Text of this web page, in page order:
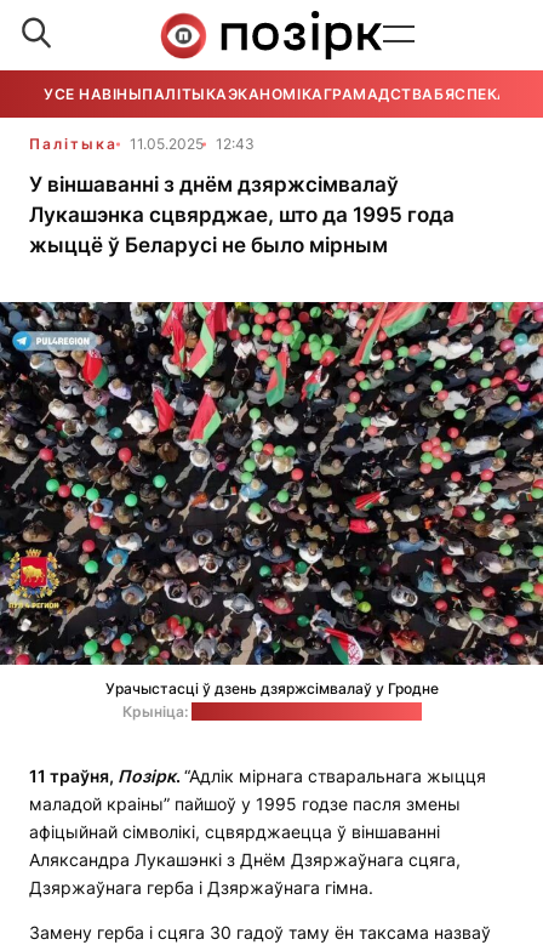
УСЕ НАВІНЫПАЛІТЫКАЭКАНОМІКАГРАМАДСТВАБЯСПЕКА
Палітыка 11.05.2025 12:43
У віншаванні з днём дзяржсімвалаў
Лукашэнка сцвярджае, што да 1995 года
жыццё ў Беларусі не было мірным
Урачыстасці ў дзень дзяржсімвалаў у Гродне
Крыніца:
11 траўня, Позірк. “Адлік мірнага стваральнага жыцця
маладой краіны” пайшоў у 1995 годзе пасля змены
афіцыйнай сімволікі, сцвярджаецца ў віншаванні
Аляксандра Лукашэнкі з Днём Дзяржаўнага сцяга,
Дзяржаўнага герба і Дзяржаўнага гімна.
Замену герба і сцяга 30 гадоў таму ён таксама назваў